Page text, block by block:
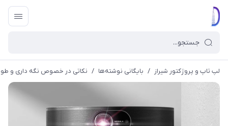
لپ تاپ و پروژکتور شیراز / بایگانی نوشته‌ها / نکاتی در خصوص نگه داری و